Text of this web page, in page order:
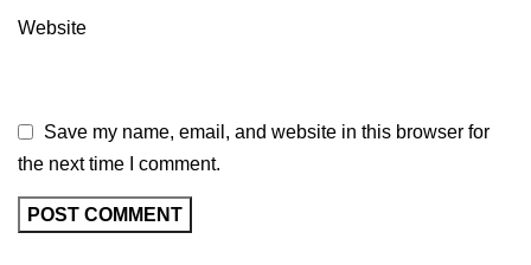
Website
Save my name, email, and website in this browser for
the next time I comment.